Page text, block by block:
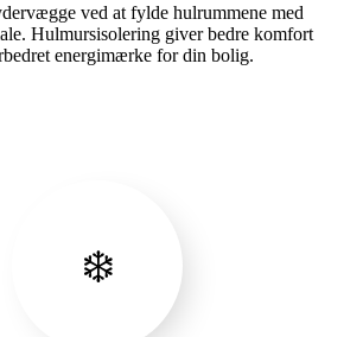
ved at fylde hulrummene med
Hulmursisolering giver bedre komfort
energimærke for din bolig.
❄️